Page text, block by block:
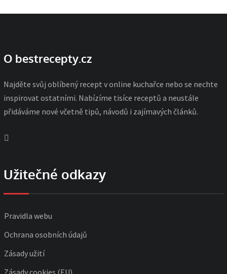
O bestrecepty.cz
Najděte svůj oblíbený recept v online kuchařce nebo se nechte
inspirovat ostatními. Nabízíme tisíce receptů a neustále
přidáváme nové včetně tipů, návodů i zajímavých článků.
Užitečné odkazy
Pravidla webu
Ochrana osobních údajů
Zásady užití